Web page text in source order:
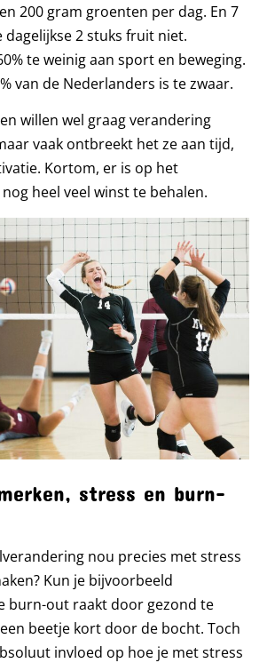
200 gram groenten per dag. En 7
dagelijkse 2 stuks fruit niet.
te weinig aan sport en beweging.
van de Nederlanders is te zwaar.
willen wel graag verandering
vaak ontbreekt het ze aan tijd,
Kortom, er is op het
heel veel winst te behalen.
stress en burn-
nou precies met stress
Kun je bijvoorbeeld
burn-out raakt door gezond te
beetje kort door de bocht. Toch
invloed op hoe je met stress